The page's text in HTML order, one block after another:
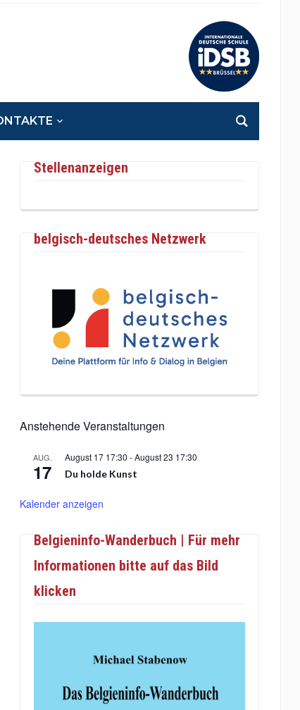
Stellenanzeigen
belgisch-deutsches Netzwerk
Anstehende Veranstaltungen
AUG.
17
August 17 17:30 -August 23 17:30
Du holde Kunst
Kalender anzeigen
Belgieninfo-Wanderbuch | Für mehr
Informationen bitte auf das Bild
klicken